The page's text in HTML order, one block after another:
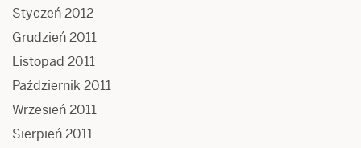
Styczeń 2012
Grudzień 2011
Listopad 2011
Październik 2011
Wrzesień 2011
Sierpień 2011